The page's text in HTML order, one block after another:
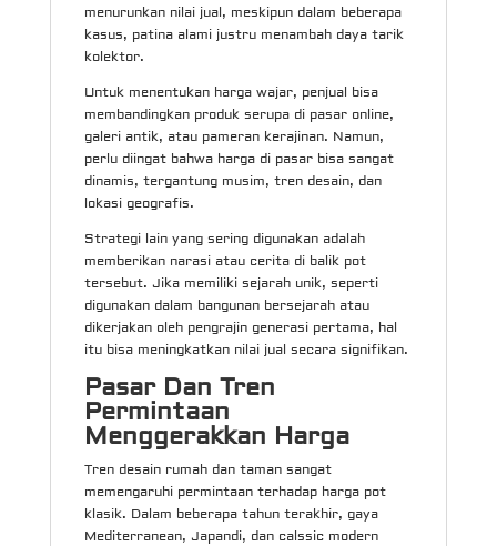
menurunkan nilai jual, meskipun dalam beberapa
kasus, patina alami justru menambah daya tarik
kolektor.
Untuk menentukan harga wajar, penjual bisa
membandingkan produk serupa di pasar online,
galeri antik, atau pameran kerajinan. Namun,
perlu diingat bahwa harga di pasar bisa sangat
dinamis, tergantung musim, tren desain, dan
lokasi geografis.
Strategi lain yang sering digunakan adalah
memberikan narasi atau cerita di balik pot
tersebut. Jika memiliki sejarah unik, seperti
digunakan dalam bangunan bersejarah atau
dikerjakan oleh pengrajin generasi pertama, hal
itu bisa meningkatkan nilai jual secara signifikan.
Pasar Dan Tren
Permintaan
Menggerakkan Harga
Tren desain rumah dan taman sangat
memengaruhi permintaan terhadap harga pot
klasik. Dalam beberapa tahun terakhir, gaya
Mediterranean, Japandi, dan calssic modern